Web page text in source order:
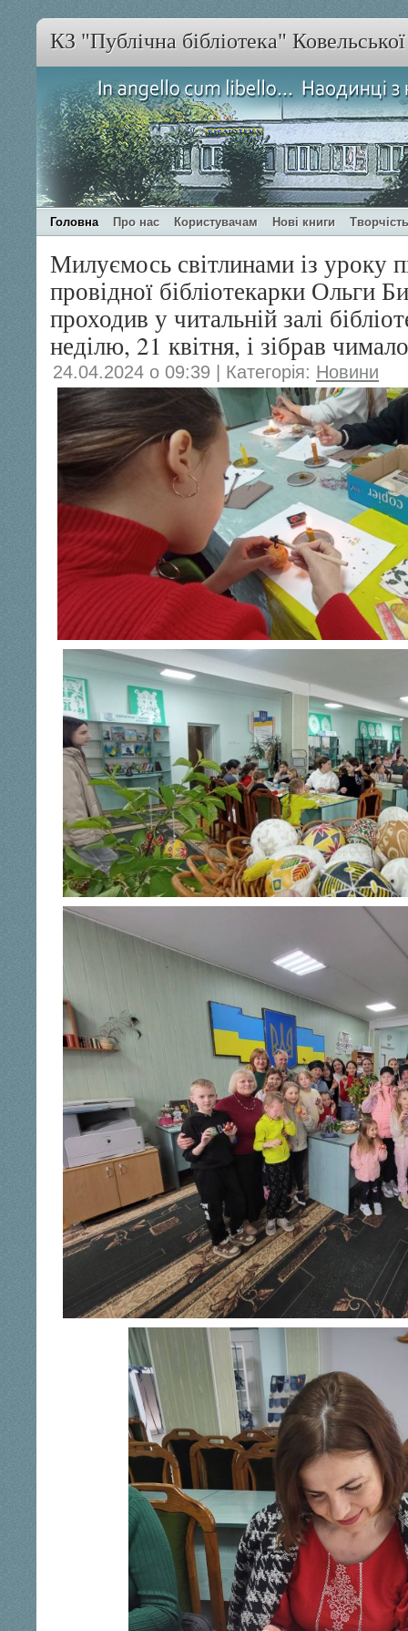
КЗ "Публічна бібліотека"
Головна Про нас Користувачам Нові книги
Милуємось світлинами із уроку
провідної бібліотекарки Ольги
проходив у читальній залі
неділю, 21 квітня, і зібрав
24.04.2024 о 09:39 | Категорія: Новини